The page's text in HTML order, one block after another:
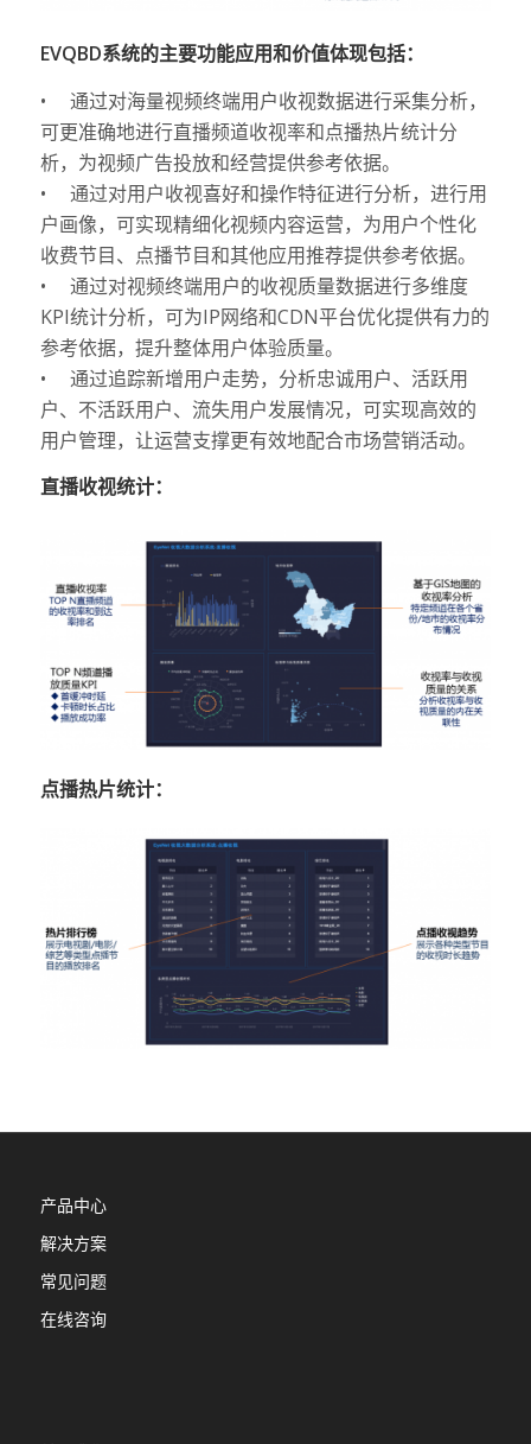
EVQBD系统的主要功能应用和价值体现包括：
• 通过对海量视频终端用户收视数据进行采集分析，
可更准确地进行直播频道收视率和点播热片统计分
析，为视频广告投放和经营提供参考依据。
• 通过对用户收视喜好和操作特征进行分析，进行用
户画像，可实现精细化视频内容运营，为用户个性化
收费节目、点播节目和其他应用推荐提供参考依据。
• 通过对视频终端用户的收视质量数据进行多维度
KPI统计分析，可为IP网络和CDN平台优化提供有力的
参考依据，提升整体用户体验质量。
• 通过追踪新增用户走势，分析忠诚用户、活跃用
户、不活跃用户、流失用户发展情况，可实现高效的
用户管理，让运营支撑更有效地配合市场营销活动。
直播收视统计：
点播热片统计：
产品中心
解决方案
常见问题
在线咨询